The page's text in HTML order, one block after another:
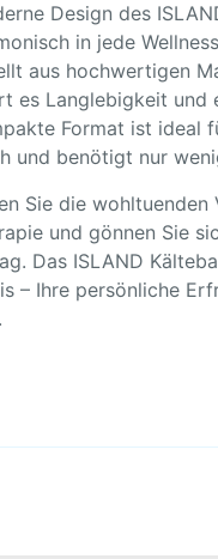
Design des
in jede
aus hochwertigen
es Langlebigkeit und
Format ist ideal
und benötigt nur
Sie die wohltuenden
und gönnen Sie
Das ISLAND
– Ihre persönliche